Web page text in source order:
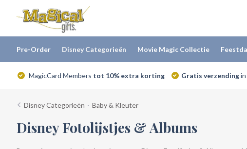
Pre-Order Disney Categorieën Movie Magic Collectie
MagicCard Members tot 10% extra korting Gratis verzendingin
Disney Categorieën - Baby & Kleuter
Disney Fotolijstjes & Albums